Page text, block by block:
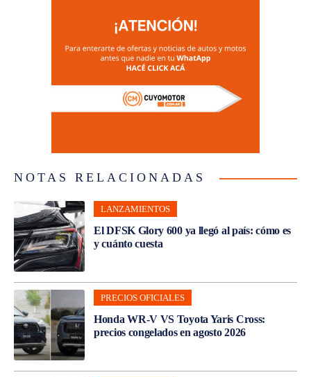
NOTAS RELACIONADAS
LANZAMIENTOS
El DFSK Glory 600 ya llegó al país: cómo es
y cuánto cuesta
PRECIOS OFICIALES
Honda WR-V VS Toyota Yaris Cross:
precios congelados en agosto 2026